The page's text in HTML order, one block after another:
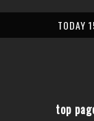
TODAY
top